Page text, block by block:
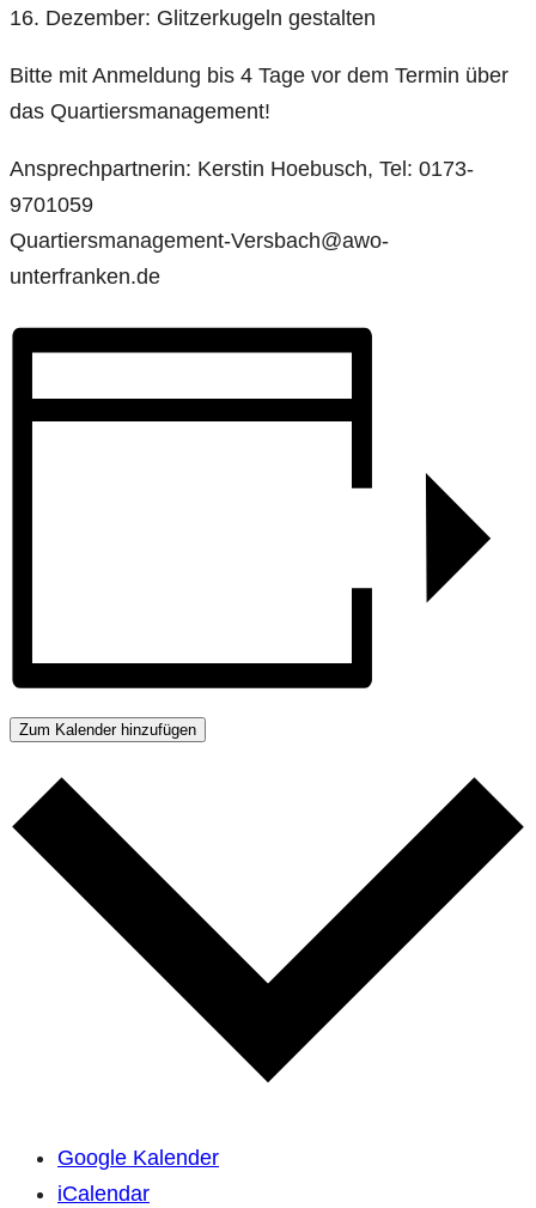
16. Dezember: Glitzerkugeln gestalten
Bitte mit Anmeldung bis 4 Tage vor dem Termin über
das Quartiersmanagement!
Ansprechpartnerin: Kerstin Hoebusch, Tel: 0173-
9701059
Quartiersmanagement-Versbach@awo-
unterfranken.de
Zum Kalender hinzufügen
Google Kalender
iCalendar